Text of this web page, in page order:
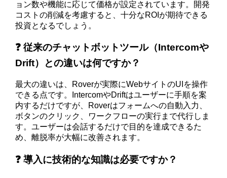
ョン数や機能に応じて価格が設定されています。開発
コストの削減を考慮すると、十分なROIが期待できる
投資となるでしょう。
❓ 従来のチャットボットツール（Intercomや
Drift）との違いは何ですか？
最大の違いは、Roverが実際にWebサイトのUIを操作
できる点です。IntercomやDriftはユーザーに手順を案
内するだけですが、Roverはフォームへの自動入力、
ボタンのクリック、ワークフローの実行まで代行しま
す。ユーザーは会話するだけで目的を達成できるた
め、離脱率が大幅に改善されます。
❓ 導入に技術的な知識は必要ですか？